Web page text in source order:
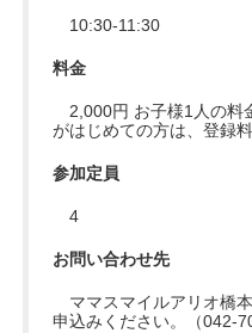
10:30-11:30
料金
2,000円 お子様1人の料
がはじめての方は、登録
参加定員
4
お問い合わせ先
ママスマイルアリオ橋
申込みください。（042-